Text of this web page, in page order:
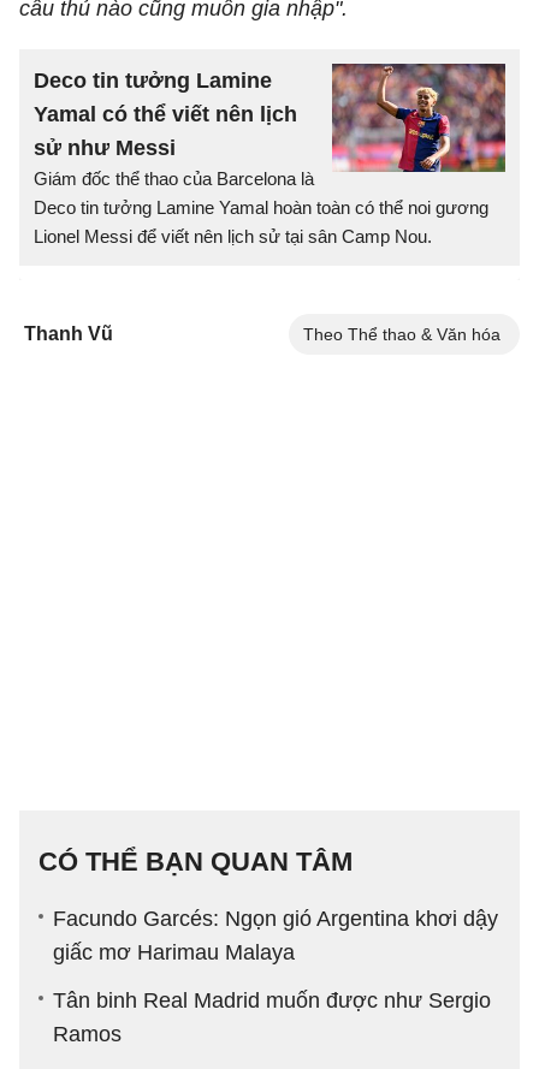
cầu thủ nào cũng muốn gia nhập".
Deco tin tưởng Lamine
Yamal có thể viết nên lịch
sử như Messi
Giám đốc thể thao của Barcelona là
Deco tin tưởng Lamine Yamal hoàn toàn có thể noi gương
Lionel Messi để viết nên lịch sử tại sân Camp Nou.
Thanh Vũ Theo Thể thao & Văn hóa
CÓ THỂ BẠN QUAN TÂM
Facundo Garcés: Ngọn gió Argentina khơi dậy
giấc mơ Harimau Malaya
Tân binh Real Madrid muốn được như Sergio
Ramos